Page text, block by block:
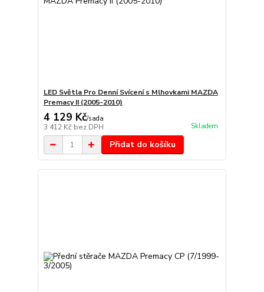
LED Světla Pro Denní Svícení s Mlhovkami MAZDA
Premacy II (2005-2010)
4 129 Kč/sada
3 412 Kč bez DPH Skladem
Přidat do košíku